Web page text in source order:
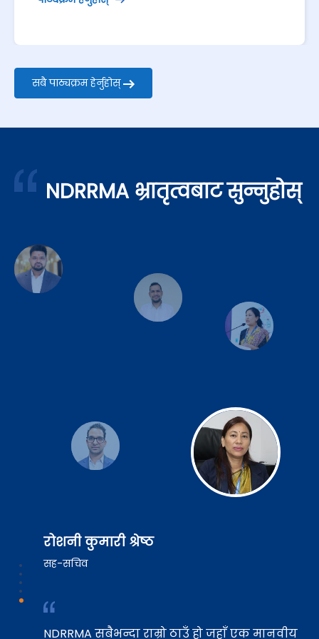
सबै पाठ्यक्रम हेर्नुहोस्
NDRRMA भ्रातृत्वबाट सुन्नुहोस्
पेशेवरले आफ्नो कार्यसम्पादन सुधार गर्न मापदण्ड
NDRRMA सबैभन्दा राम्रो ठाउँ हो जहाँ एक मानवीय
साँच्चै विस्तार गरेको छ र यो सिकाइको माध्यमबाट
मैले दुईवटा पदोन्नतिहरू प्राप्त गरेको छु।
NDRRMA सबैभन्दा राम्रो ठाउँ हो जहाँ एक मानवीय
पेशेवरले आफ्नो कार्यसम्पादन सुधार गर्न मापदण्ड
र अभ्यासहरू सिक्न सक्छ। यसले मेरो ज्ञानलाई
साँच्चै विस्तार गरेको छ र यो सिकाइको माध्यमबाट
मैले दुईवटा पदोन्नतिहरू प्राप्त गरेको छु।
रोशनी कुमारी श्रेष्ठ
सह-सचिव
NDRRMA सबैभन्दा राम्रो ठाउँ हो जहाँ एक मानवीय